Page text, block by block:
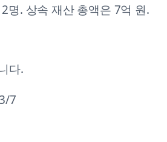
명. 상속 재산 총액은 7억 원.
다.
7